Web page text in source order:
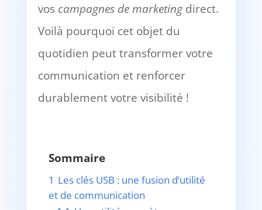
vos campagnes de marketingdirect.
Voilà pourquoi cet objet du
quotidien peut transformer votre
communication et renforcer
durablement votre visibilité !
Sommaire
1 Les clés USB : une fusion d’utilité
et de communication